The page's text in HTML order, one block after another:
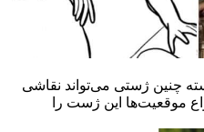
چنین ژستی می‌تواند نقاشی
موقعیت‌ها این ژست را